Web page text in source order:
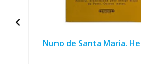
Nuno de Santa Maria.